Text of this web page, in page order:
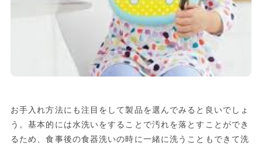
お手入れ方法にも注目をして製品を選んでみると良いでしょ
う。基本的には水洗いをすることで汚れを落とすことができ
るため、食事後の食器洗いの時に一緒に洗うこともできて洗